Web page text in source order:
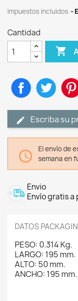
Impuestos incluidos
Cantidad

Compartir
Escriba su

El envío de
semana en
Envio
Envío gratis
DATOS
PESO: 0.314 Kg.
LARGO: 195 mm.
ALTO: 50 mm.
ANCHO: 195 mm.